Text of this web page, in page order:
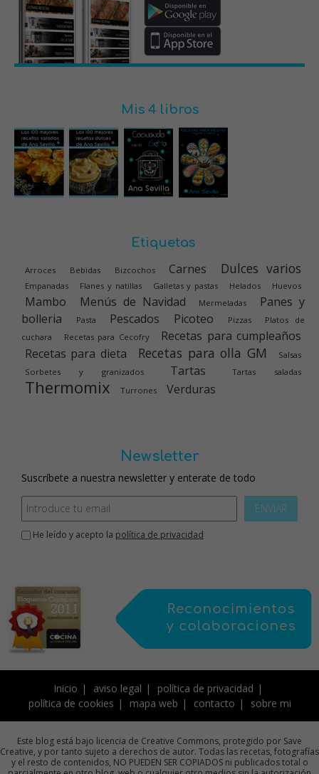
Mis 4 libros
Etiquetas
Arroces Bebidas Bizcochos Carnes Dulces varios
Empanadas Flanes y natillas Galletas y pastas Helados Huevos
Mambo Menús de Navidad Mermeladas
Panes y
bolleria
Pasta Pescados Picoteo Pizzas
Platos de
cuchara
Recetas para Cecofry
Recetas para cumpleaños
Recetas para dieta
Recetas para olla GM
Salsas
Sorbetes y granizados
Tartas Tartas saladas
Thermomix Turrones Verduras
Newsletter
Suscríbete a nuestra newsletter y enterate de todo
ENVIAR
He leído y acepto la política de privacidad
Inicio aviso legal
política de privacidad
política de cookies
mapa web contacto sobre mi
Este blog está bajo licencia de Creative Commons, protegido por Save
Creative, y por tanto sujeto a derechos de autor. Todas las recetas, fotografías
y el resto de contenidos, NO PUEDEN SER COPIADOS ni publicados total o